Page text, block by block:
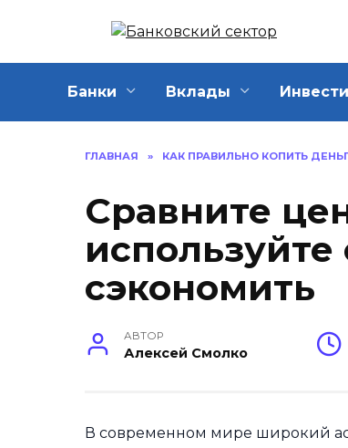
Банки Вклады
ГЛАВНАЯ » КАК ПРАВИЛЬНО КОПИТЬ
Сравните
сэкономить
АВТОР
Алексей Смолко
В современном мире широкий